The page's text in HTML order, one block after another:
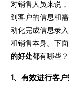
对销售人员来说
到客户的信息和
动化完成信息录
和销售本身。下
的好处都有哪些？
1、有效进行客